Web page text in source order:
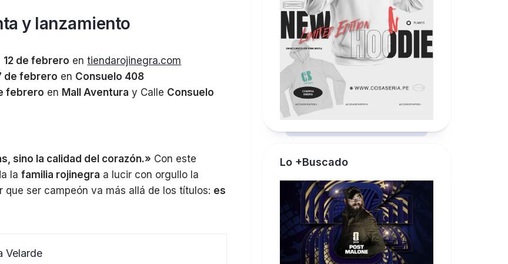
y lanzamiento
12 de febrero entiendarojinegra.com
de febrero en Consuelo 408
febrero en Mall Aventura y Calle Consuelo
sino la calidad del corazón.» Con este
la familia rojinegra a lucir con orgullo la
ser campeón va más allá de los títulos: es
Velarde
Lo +Buscado